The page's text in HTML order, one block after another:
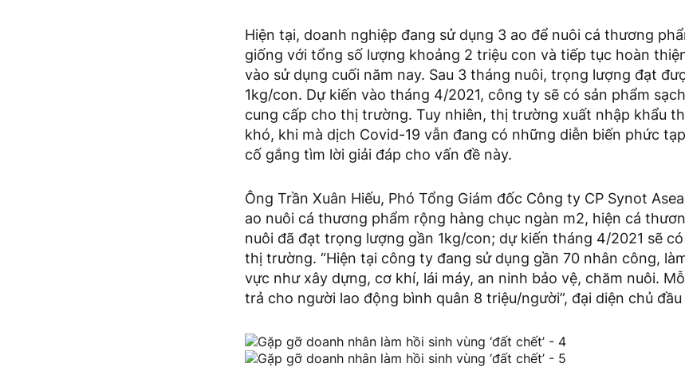
Hiện tại, doanh nghiệp đang sử dụng 3 ao để nuôi cá thương
giống với tổng số lượng khoảng 2 triệu con và tiếp tục hoàn
vào sử dụng cuối năm nay. Sau 3 tháng nuôi, trọng lượng đạt
1kg/con. Dự kiến vào tháng 4/2021, công ty sẽ có sản phẩm
cung cấp cho thị trường. Tuy nhiên, thị trường xuất nhập khẩu
khó, khi mà dịch Covid-19 vẫn đang có những diễn biến phức
cố gắng tìm lời giải đáp cho vấn đề này.
Ông Trần Xuân Hiếu, Phó Tổng Giám đốc Công ty CP Synot
ao nuôi cá thương phẩm rộng hàng chục ngàn m2, hiện cá
nuôi đã đạt trọng lượng gần 1kg/con; dự kiến tháng 4/2021 sẽ
thị trường. “Hiện tại công ty đang sử dụng gần 70 nhân công,
vực như xây dựng, cơ khí, lái máy, an ninh bảo vệ, chăm nuôi.
trả cho người lao động bình quân 8 triệu/người”, đại diện chủ